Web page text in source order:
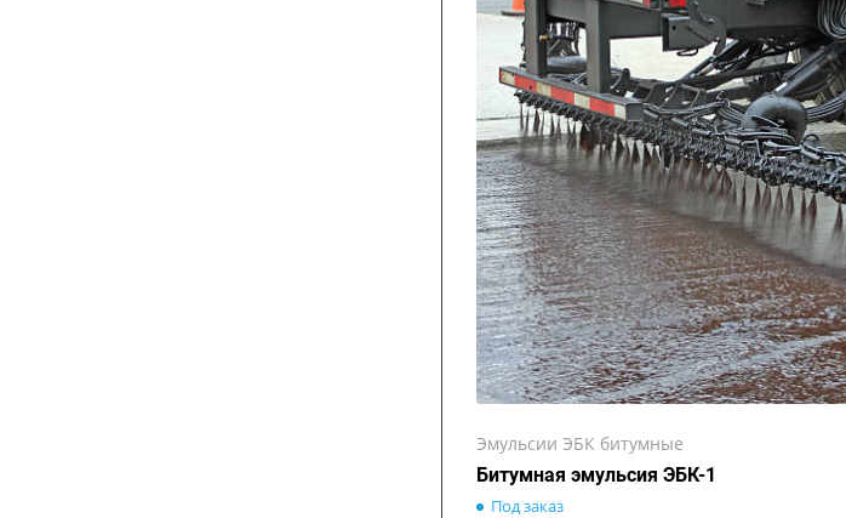
Эмульсии ЭБК битумные
Битумная эмульсия ЭБК-1
Под заказ